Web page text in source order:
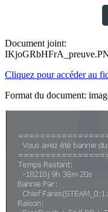
Document joint:
Cliquez pour accéder au
Format du document: